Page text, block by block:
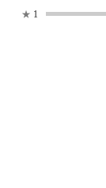
★ 1